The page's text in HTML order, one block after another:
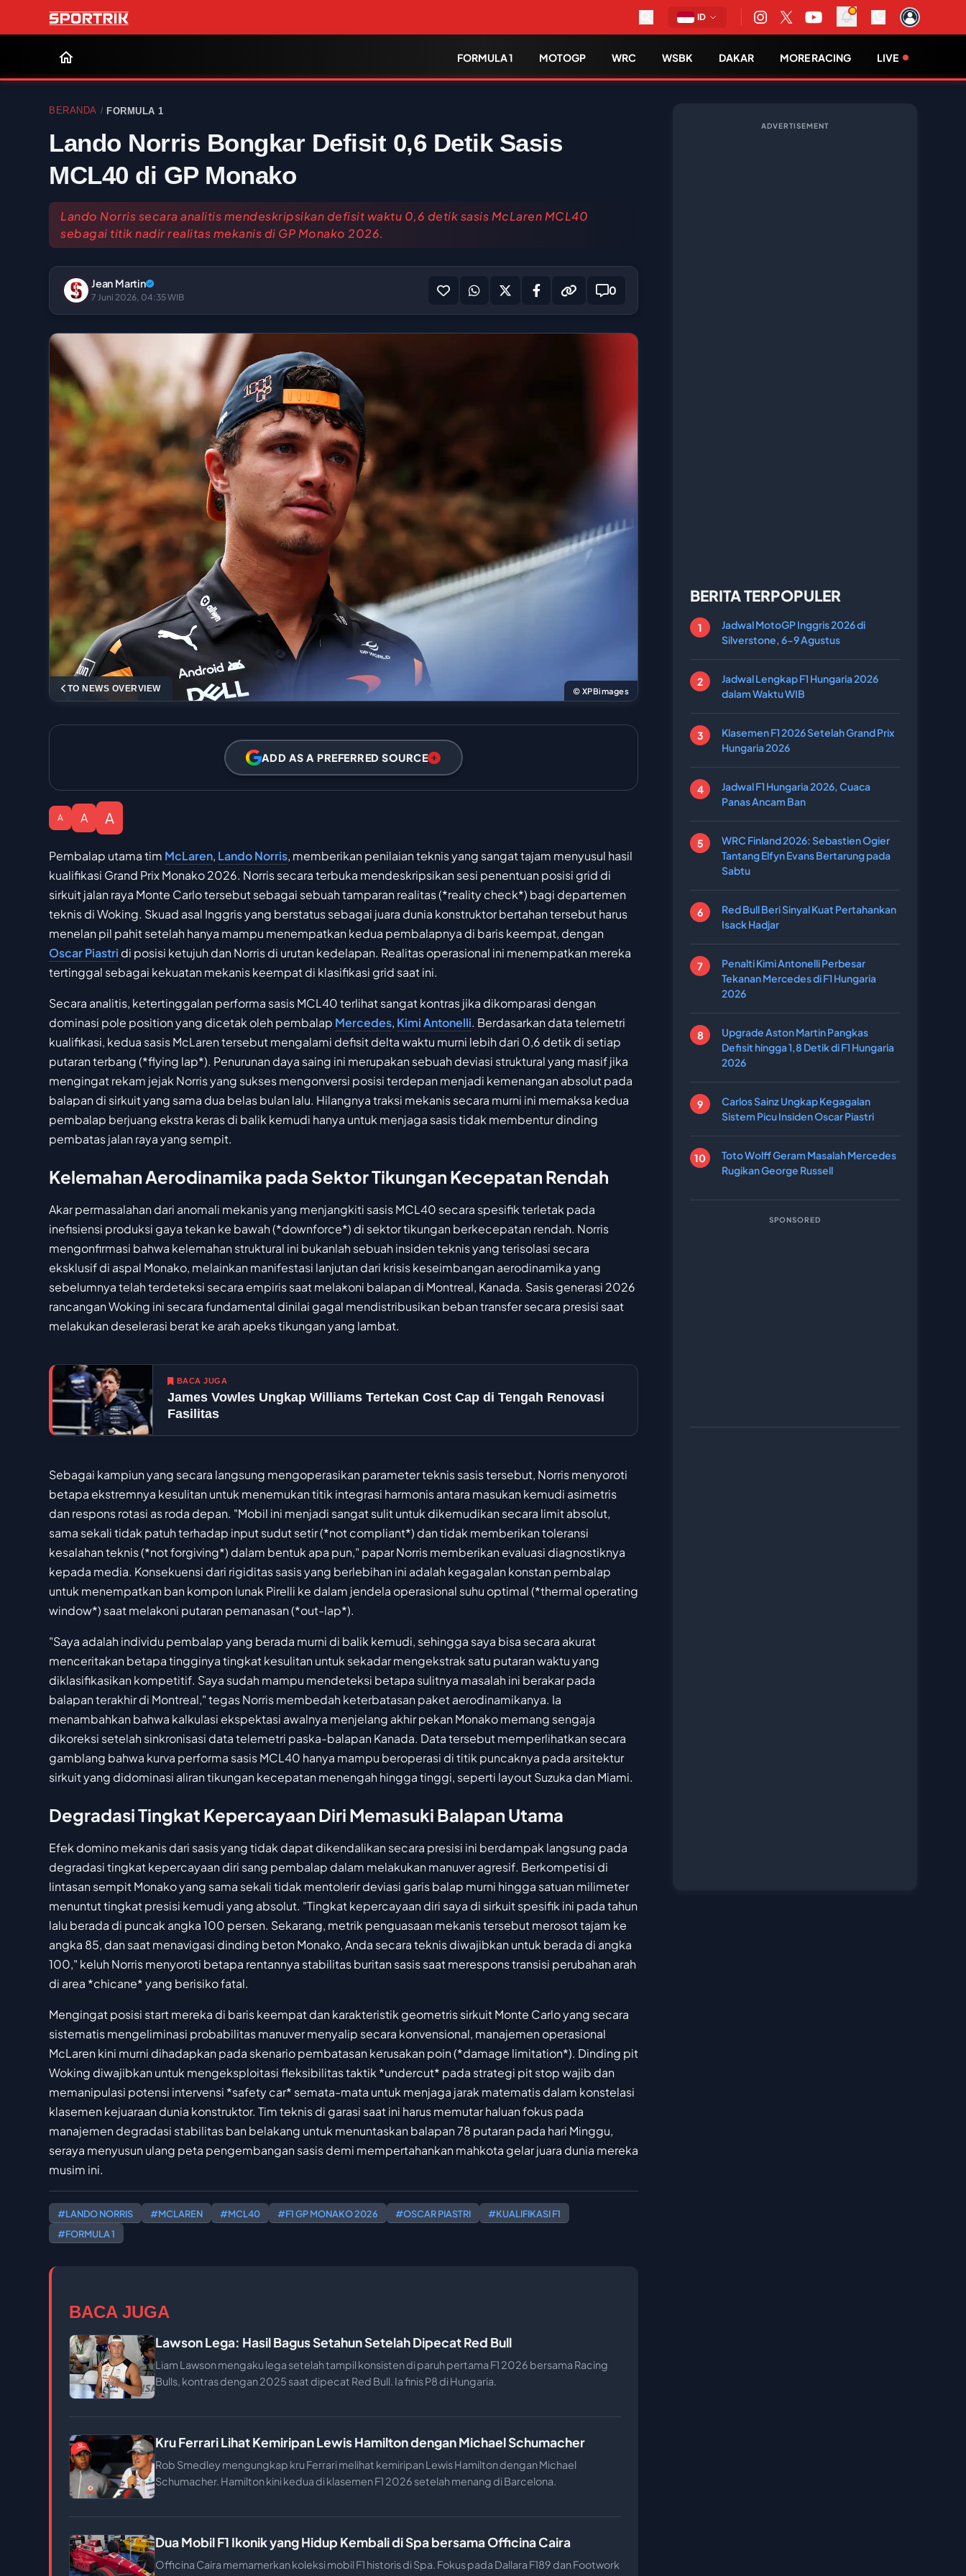
ID
FORMULA 1 MOTOGP WRC WSBK DAKAR MORE RACING LIVE
BERANDA / FORMULA 1
Lando Norris Bongkar Defisit 0,6 Detik Sasis
MCL40 di GP Monako
Lando Norris secara analitis mendeskripsikan defisit waktu 0,6 detik sasis McLaren MCL40
sebagai titik nadir realitas mekanis di GP Monako 2026.
Jean Martin
7 Juni 2026, 04:35 WIB 0
TO NEWS OVERVIEW © XPBimages
ADD AS A PREFERRED SOURCE
A A A
Pembalap utama tim McLaren, Lando Norris, memberikan penilaian teknis yang sangat tajam menyusul hasil
kualifikasi Grand Prix Monako 2026. Norris secara terbuka mendeskripsikan sesi penentuan posisi grid di
sirkuit jalan raya Monte Carlo tersebut sebagai sebuah tamparan realitas (*reality check*) bagi departemen
teknis di Woking. Skuad asal Inggris yang berstatus sebagai juara dunia konstruktor bertahan tersebut harus
menelan pil pahit setelah hanya mampu menempatkan kedua pembalapnya di baris keempat, dengan
Oscar Piastri di posisi ketujuh dan Norris di urutan kedelapan. Realitas operasional ini menempatkan mereka
tertinggal sebagai kekuatan mekanis keempat di klasifikasi grid saat ini.
Secara analitis, ketertinggalan performa sasis MCL40 terlihat sangat kontras jika dikomparasi dengan
dominasi pole position yang dicetak oleh pembalap Mercedes, Kimi Antonelli. Berdasarkan data telemetri
kualifikasi, kedua sasis McLaren tersebut mengalami defisit delta waktu murni lebih dari 0,6 detik di setiap
putaran terbang (*flying lap*). Penurunan daya saing ini merupakan sebuah deviasi struktural yang masif jika
mengingat rekam jejak Norris yang sukses mengonversi posisi terdepan menjadi kemenangan absolut pada
balapan di sirkuit yang sama dua belas bulan lalu. Hilangnya traksi mekanis secara murni ini memaksa kedua
pembalap berjuang ekstra keras di balik kemudi hanya untuk menjaga sasis tidak membentur dinding
pembatas jalan raya yang sempit.
Kelemahan Aerodinamika pada Sektor Tikungan Kecepatan Rendah
Akar permasalahan dari anomali mekanis yang menjangkiti sasis MCL40 secara spesifik terletak pada
inefisiensi produksi gaya tekan ke bawah (*downforce*) di sektor tikungan berkecepatan rendah. Norris
mengonfirmasi bahwa kelemahan struktural ini bukanlah sebuah insiden teknis yang terisolasi secara
eksklusif di aspal Monako, melainkan manifestasi lanjutan dari krisis keseimbangan aerodinamika yang
sebelumnya telah terdeteksi secara empiris saat melakoni balapan di Montreal, Kanada. Sasis generasi 2026
rancangan Woking ini secara fundamental dinilai gagal mendistribusikan beban transfer secara presisi saat
melakukan deselerasi berat ke arah apeks tikungan yang lambat.
BACA JUGA
James Vowles Ungkap Williams Tertekan Cost Cap di Tengah Renovasi
Fasilitas
Sebagai kampiun yang secara langsung mengoperasikan parameter teknis sasis tersebut, Norris menyoroti
betapa ekstremnya kesulitan untuk menemukan titik integrasi harmonis antara masukan kemudi asimetris
dan respons rotasi as roda depan. "Mobil ini menjadi sangat sulit untuk dikemudikan secara limit absolut,
sama sekali tidak patuh terhadap input sudut setir (*not compliant*) dan tidak memberikan toleransi
kesalahan teknis (*not forgiving*) dalam bentuk apa pun," papar Norris memberikan evaluasi diagnostiknya
kepada media. Konsekuensi dari rigiditas sasis yang berlebihan ini adalah kegagalan konstan pembalap
untuk menempatkan ban kompon lunak Pirelli ke dalam jendela operasional suhu optimal (*thermal operating
window*) saat melakoni putaran pemanasan (*out-lap*).
"Saya adalah individu pembalap yang berada murni di balik kemudi, sehingga saya bisa secara akurat
menceritakan betapa tingginya tingkat kesulitan untuk sekadar mengekstrak satu putaran waktu yang
diklasifikasikan kompetitif. Saya sudah mampu mendeteksi betapa sulitnya masalah ini berakar pada
balapan terakhir di Montreal," tegas Norris membedah keterbatasan paket aerodinamikanya. Ia
menambahkan bahwa kalkulasi ekspektasi awalnya menjelang akhir pekan Monako memang sengaja
dikoreksi setelah sinkronisasi data telemetri paska-balapan Kanada. Data tersebut memperlihatkan secara
gamblang bahwa kurva performa sasis MCL40 hanya mampu beroperasi di titik puncaknya pada arsitektur
sirkuit yang didominasi aliran tikungan kecepatan menengah hingga tinggi, seperti layout Suzuka dan Miami.
Degradasi Tingkat Kepercayaan Diri Memasuki Balapan Utama
Efek domino mekanis dari sasis yang tidak dapat dikendalikan secara presisi ini berdampak langsung pada
degradasi tingkat kepercayaan diri sang pembalap dalam melakukan manuver agresif. Berkompetisi di
lintasan sempit Monako yang sama sekali tidak mentolerir deviasi garis balap murni hingga satuan milimeter
menuntut tingkat presisi kemudi yang absolut. "Tingkat kepercayaan diri saya di sirkuit spesifik ini pada tahun
lalu berada di puncak angka 100 persen. Sekarang, metrik penguasaan mekanis tersebut merosot tajam ke
angka 85, dan saat menavigasi dinding beton Monako, Anda secara teknis diwajibkan untuk berada di angka
100," keluh Norris menyoroti betapa rentannya stabilitas buritan sasis saat merespons transisi perubahan arah
di area *chicane* yang berisiko fatal.
Mengingat posisi start mereka di baris keempat dan karakteristik geometris sirkuit Monte Carlo yang secara
sistematis mengeliminasi probabilitas manuver menyalip secara konvensional, manajemen operasional
McLaren kini murni dihadapkan pada skenario pembatasan kerusakan poin (*damage limitation*). Dinding pit
Woking diwajibkan untuk mengeksploitasi fleksibilitas taktik *undercut* pada strategi pit stop wajib dan
memanipulasi potensi intervensi *safety car* semata-mata untuk menjaga jarak matematis dalam konstelasi
klasemen kejuaraan dunia konstruktor. Tim teknis di garasi saat ini harus memutar haluan fokus pada
manajemen degradasi stabilitas ban belakang untuk menuntaskan balapan 78 putaran pada hari Minggu,
seraya menyusun ulang peta pengembangan sasis demi mempertahankan mahkota gelar juara dunia mereka
musim ini.
#LANDO NORRIS #MCLAREN #MCL40 #F1 GP MONAKO 2026 #OSCAR PIASTRI
#KUALIFIKASI F1
#FORMULA 1
BACA JUGA
Lawson Lega: Hasil Bagus Setahun Setelah Dipecat Red Bull
Liam Lawson mengaku lega setelah tampil konsisten di paruh pertama F1 2026 bersama Racing
Bulls, kontras dengan 2025 saat dipecat Red Bull. Ia finis P8 di Hungaria.
Kru Ferrari Lihat Kemiripan Lewis Hamilton dengan Michael Schumacher
Rob Smedley mengungkap kru Ferrari melihat kemiripan Lewis Hamilton dengan Michael
Schumacher. Hamilton kini kedua di klasemen F1 2026 setelah menang di Barcelona.
Dua Mobil F1 Ikonik yang Hidup Kembali di Spa bersama Officina Caira
Officina Caira memamerkan koleksi mobil F1 historis di Spa. Fokus pada Dallara F189 dan Footwork
ADVERTISEMENT
BERITA TERPOPULER
Jadwal MotoGP Inggris 2026 di
Silverstone, 6-9 Agustus
Jadwal Lengkap F1 Hungaria 2026
dalam Waktu WIB
Klasemen F1 2026 Setelah Grand Prix
Hungaria 2026
Jadwal F1 Hungaria 2026, Cuaca
Panas Ancam Ban
WRC Finland 2026: Sebastien Ogier
Tantang Elfyn Evans Bertarung pada
Sabtu
Red Bull Beri Sinyal Kuat Pertahankan
Isack Hadjar
Penalti Kimi Antonelli Perbesar
Tekanan Mercedes di F1 Hungaria
2026
Upgrade Aston Martin Pangkas
Defisit hingga 1,8 Detik di F1 Hungaria
2026
Carlos Sainz Ungkap Kegagalan
Sistem Picu Insiden Oscar Piastri
Toto Wolff Geram Masalah Mercedes
Rugikan George Russell
SPONSORED